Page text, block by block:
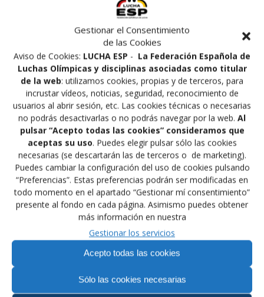
Gestionar el Consentimiento
de las Cookies
Aviso de Cookies: LUCHA ESP - La Federación Española de
Luchas Olímpicas y disciplinas asociadas como titular
de la web: utilizamos cookies, propias y de terceros, para
incrustar vídeos, noticias, seguridad, reconocimiento de
usuarios al abrir sesión, etc. Las cookies técnicas o necesarias
no podrás desactivarlas o no podrás navegar por la web. Al
pulsar “Acepto todas las cookies” consideramos que
aceptas su uso. Puedes elegir pulsar sólo las cookies
necesarias (se descartarán las de terceros o de marketing).
Puedes cambiar la configuración del uso de cookies pulsando
“Preferencias”. Estas preferencias podrán ser modificadas en
todo momento en el apartado “Gestionar mí consentimiento”
presente al fondo en cada página. Asimismo puedes obtener
más información en nuestra
Gestionar los servicios
Acepto todas las cookies
Sólo las cookies necesarias
ELECCIONES FELODA 2024
Escuela de Entrenadores
Federaciones autonómicas
Front Page
Galería de Imágenes
Gran premio de España
Investigación-Desarrollo-Innovación
La Lucha es musica
La Medalla del COE para Enrique Hecher Sosa de Rada
Ley de transparencia FELODA
Lucha contra el dopaje
Mapa del sitio
MMA PROFESIONAL FELODA ESPAÑA
Modelo papeletas candidatura
Modelo sobres candidatura
Modelos Elecciones Feloda
Mujer y deporte
Política de cookies
Política de Privacidad
Rankings Nacionales Feloda
Reglamentos
Resultados de nuestros deportistas
Resultados internacionales